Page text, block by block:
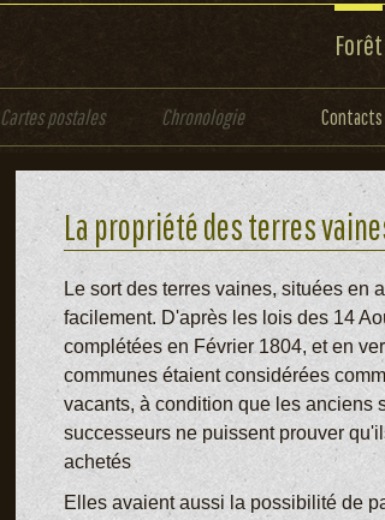
Forêt
Cartes postales Chronologie Contacts
La propriété des terres
Le sort des terres vaines, situées en
facilement. D'après les lois des 14
complétées en Février 1804, et en
communes étaient considérées
vacants, à condition que les anciens
successeurs ne puissent prouver
achetés
Elles avaient aussi la possibilité de